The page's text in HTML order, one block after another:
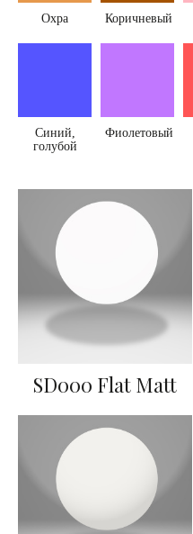
Охра Коричневый
Синий,
голубой
Фиолетовый
SD000 Flat Matt